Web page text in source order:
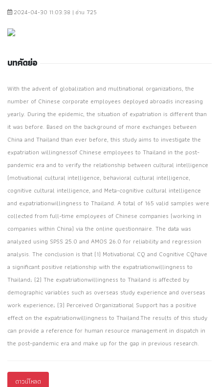
2024-04-30 11:03:38 | อ่าน 725
บทคัดย่อ
With the advent of globalization and multinational organizations, the
number of Chinese corporate employees deployed abroadis increasing
yearly. During the epidemic, the situation of expatriation is different than
it was before. Based on the background of more exchanges between
China and Thailand than ever before, this study aims to investigate the
expatriation willingnessof Chinese employees to Thailand in the post-
pandemic era and to verify the relationship between cultural intelligence
(motivational cultural intelligence, behavioral cultural intelligence,
cognitive cultural intelligence, and Meta-cognitive cultural intelligence
and expatriationwillingness to Thailand. A total of 165 valid samples were
collected from full-time employees of Chinese companies (working in
companies within China) via the online questionnaire. The data was
analyzed using SPSS 25.0 and AMOS 26.0 for reliability and regression
analysis. The conclusion is that (1) Motivational CQ and Cognitive CQhave
a significant positive relationship with the expatriationwillingness to
Thailand; (2) The expatriationwillingness to Thailand is affected by
demographic variables such as overseas study experience and overseas
work experience; (3) Perceived Organizational Support has a positive
effect on the expatriationwillingness to Thailand.The results of this study
can provide a reference for human resource management in dispatch in
the post-pandemic era and make up for the gap in previous research.
ดาวน์โหลด